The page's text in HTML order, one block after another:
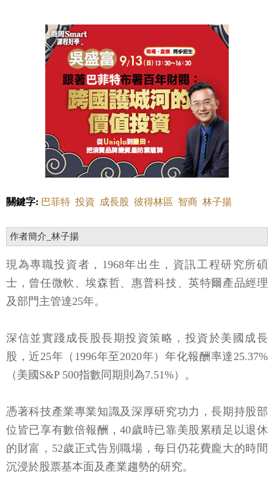
關鍵字: 巴菲特 投資 成長股 彼得林區 智商 林子揚
作者簡介_林子揚
現為專職投資者，1968年出生，資訊工程研究所碩
士，曾任微軟、埃森哲、惠普科技、英特爾產品經理
及部門主管達25年。
深信並實踐成長股長期投資策略，投資於美國成長
股，近25年（1996年至2020年）年化報酬率達25.37%
（美國S&P 500指數同期則為7.51%）。
憑著科技產業專業知識及深厚研究功力，長期持股部
位皆已享有數倍報酬，40歲時已靠美股累積足以退休
的財富，52歲正式告別職場，每日仍花費龐大的時間
沉浸於股票基本面及產業趨勢的研究。